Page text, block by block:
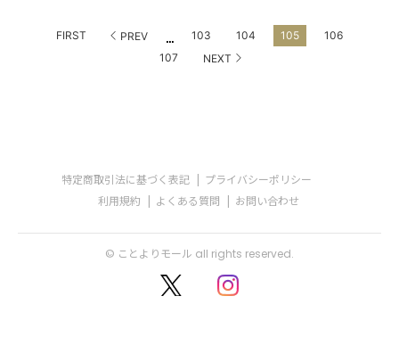
FIRST PREV ... 103 104 105
106
107
NEXT
特定商取引法に基づく表記
プライバシーポリシー
利用規約
よくある質問 お問い合わせ
© ことよりモール all rights reserved.